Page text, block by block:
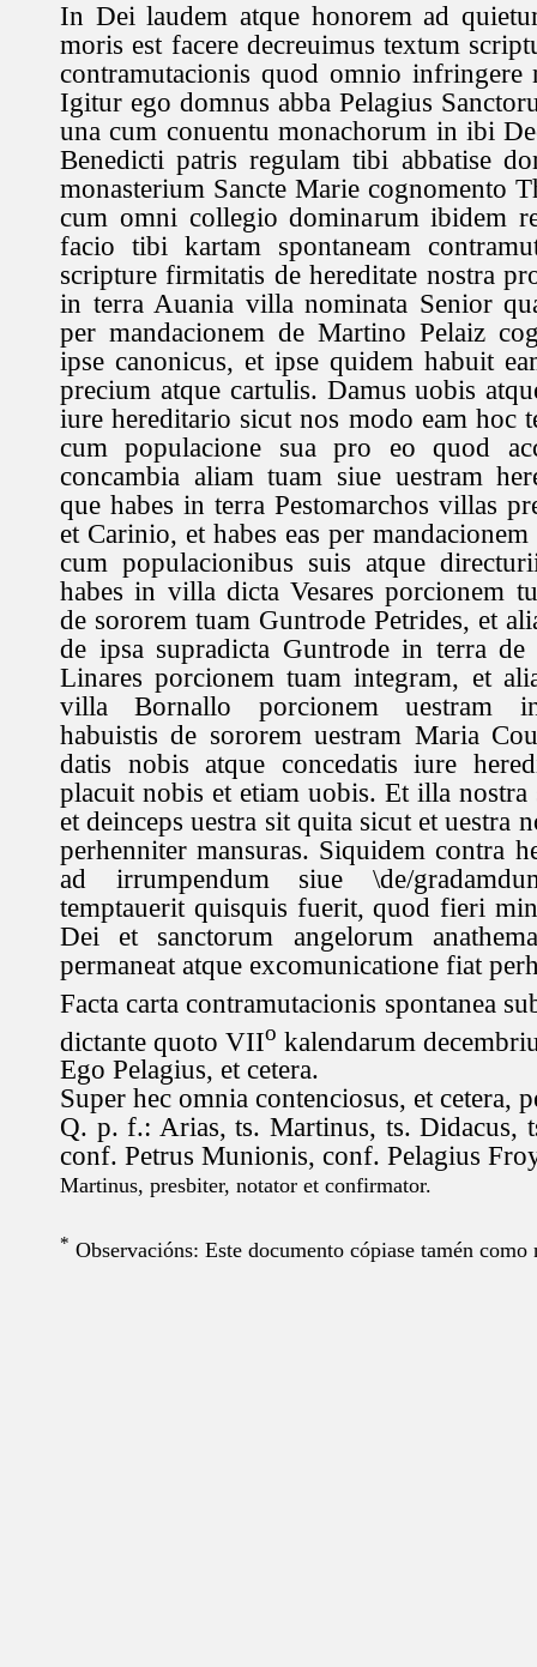
In Dei laudem atque honorem ad
moris est facere decreuimus textum
contramutacionis quod omnio infringere
Igitur ego domnus abba Pelagius
una cum conuentu monachorum in ibi
Benedicti patris regulam tibi abbatise
monasterium Sancte Marie cognomento
cum omni collegio dominarum ibidem
facio tibi kartam spontaneam
scripture firmitatis de hereditate nostra
in terra Auania villa nominata Senior
per mandacionem de Martino Pelaiz
ipse canonicus, et ipse quidem habuit
precium atque cartulis. Damus uobis
iure hereditario sicut nos modo eam hoc
cum populacione sua pro eo quod
concambia aliam tuam siue uestram
que habes in terra Pestomarchos villas
et Carinio, et habes eas per
cum populacionibus suis atque
habes in villa dicta Vesares porcionem
de sororem tuam Guntrode Petrides, et
de ipsa supradicta Guntrode in terra
Linares porcionem tuam integram, et
villa Bornallo porcionem uestram
habuistis de sororem uestram Maria
datis nobis atque concedatis iure
placuit nobis et etiam uobis. Et illa
et deinceps uestra sit quita sicut et uestra
perhenniter mansuras. Siquidem contra
ad irrumpendum siue \de/
temptauerit quisquis fuerit, quod fieri
Dei et sanctorum angelorum
permaneat atque excomunicatione fiat
Facta carta contramutacionis spontanea
dictante quoto VIIo kalendarum
Ego Pelagius, et cetera.
Super hec omnia contenciosus, et cetera,
Q. p. f.: Arias, ts. Martinus, ts. Didacus,
conf. Petrus Munionis, conf. Pelagius
Martinus, presbiter, notator et confirmator.
* Observacións: Este documento cópiase tamén como